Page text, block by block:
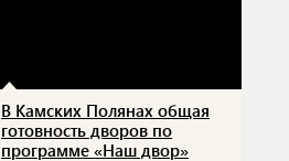
В Камских Полянах общая
готовность дворов по
программе «Наш двор»